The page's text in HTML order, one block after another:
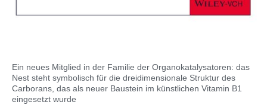
Ein neues Mitglied in der Familie der Organokatalysatoren: das
Nest steht symbolisch für die dreidimensionale Struktur des
Carborans, das als neuer Baustein im künstlichen Vitamin B1
eingesetzt wurde